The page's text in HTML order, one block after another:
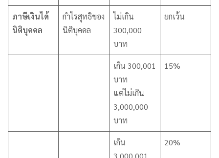
ภาษีเงินได้
นิติบุคคล
กำไรสุทธิของ
นิติบุคคล
ไม่เกิน
300,000
บาท
ยกเว้น
เกิน 300,001
บาท
แต่ไม่เกิน
3,000,000
บาท
15%
เกิน
3,000,001
20%